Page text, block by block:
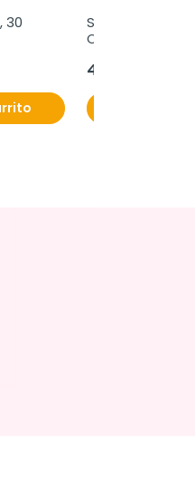
30
Steri Strip
Cutanea, 100x6
4,50 €